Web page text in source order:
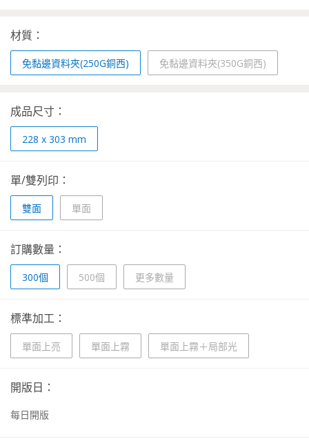
材質：
免黏邊資料夾(250G銅西) 免黏邊資料夾(350G銅西)
成品尺寸：
228 x 303 mm
單/雙列印：
雙面 單面
訂購數量：
300個 500個 更多數量
標準加工：
單面上亮 單面上霧 單面上霧＋局部光
開版日：
每日開版